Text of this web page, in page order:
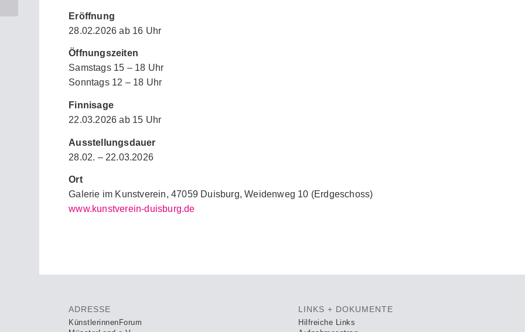
Eröffnung
28.02.2026 ab 16 Uhr
Öffnungszeiten
Samstags 15 – 18 Uhr
Sonntags 12 – 18 Uhr
Finnisage
22.03.2026 ab 15 Uhr
Ausstellungsdauer
28.02. – 22.03.2026
Ort
Galerie im Kunstverein, 47059 Duisburg, Weidenweg 10 (Erdgeschoss)
www.kunstverein-duisburg.de
ADRESSE
KünstlerinnenForum
LINKS + DOKUMENTE
Hilfreiche Links